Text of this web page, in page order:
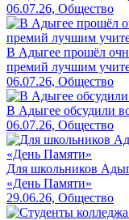
06.07.26, Общество
В Адыгее прошёл
премий лучшим
06.07.26, Общество
В Адыгее обсудили
06.07.26, Общество
Для школьников
«День Памяти»
29.06.26, Общество